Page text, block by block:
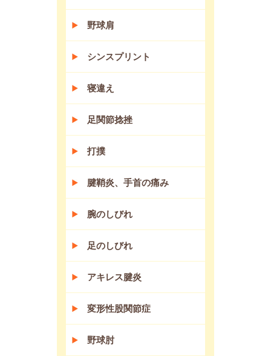
野球肩
シンスプリント
寝違え
足関節捻挫
打撲
腱鞘炎、手首の痛み
腕のしびれ
足のしびれ
アキレス腱炎
変形性股関節症
野球肘